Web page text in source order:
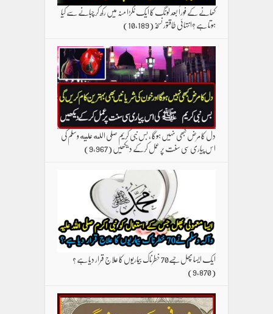
کھانے کے فوراً بعد لونگ کا ایک ٹکڑا منہ میں رکھ کر چبانے سے کیا
ہوتا ہے ؟انتہائی طاقتور نسخہ(10,189)
دل کا مرض کبھی نہیں ہوگا ، بس نبی کریم صلی الله علیه وسلم کی
اس پیاری سی سنت پر عمل کرکے دیکھیں(9,967)
ایک ایسا پھل جسے70 خطرناک بیماریوں کا علاج قرار دیا ہے ؟
(9,870)